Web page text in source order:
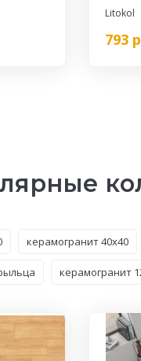
Litokol
793
керамогранит 40x40
керамогранит